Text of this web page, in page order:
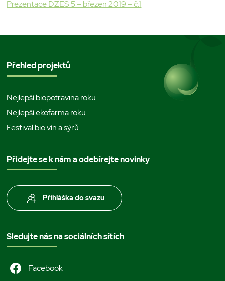
Prezentace DZES 5 – březen 2019 – č.1
Přehled projektů
Nejlepší biopotravina roku
Nejlepší ekofarma roku
Festival bio vín a sýrů
Přidejte se k nám a odebírejte novinky
Přihláška do svazu
Sledujte nás na sociálních sítích
Facebook